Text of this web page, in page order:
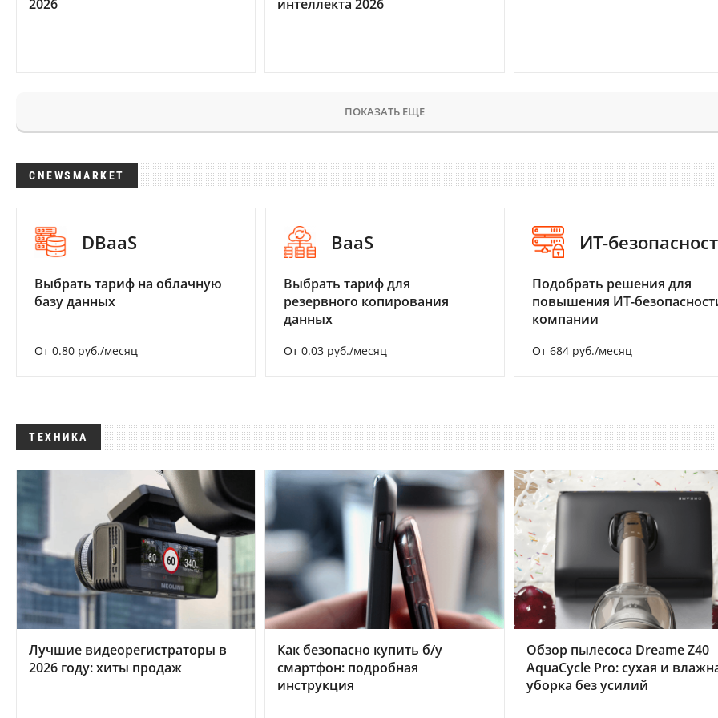
2026 интеллекта 2026
ПОКАЗАТЬ ЕЩЕ
CNEWSMARKET
DBaaS
Выбрать тариф на облачную
базу данных
От 0.80 руб./месяц
BaaS
Выбрать тариф для
резервного копирования
данных
От 0.03 руб./месяц
ИТ-
Подобрать решения для
повышения ИТ-
компании
От 684 руб./месяц
ТЕХНИКА
Лучшие видеорегистраторы в
2026 году: хиты продаж
Как безопасно купить б/у
смартфон: подробная
инструкция
Обзор пылесоса Dreame Z40
AquaCycle Pro: сухая и
уборка без усилий